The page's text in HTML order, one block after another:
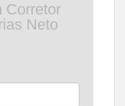
Corretor
Neto